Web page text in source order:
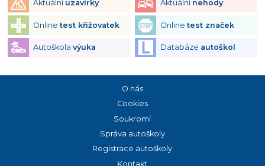
Aktuální uzavírky Aktuální nehody
Onlinetest křižovatek Onlinetest značek
Autoškola výuka Databáze autoškol
O nás
Cookies
Soukromí
Správa autoškoly
Registrace autoškoly
Kontakt